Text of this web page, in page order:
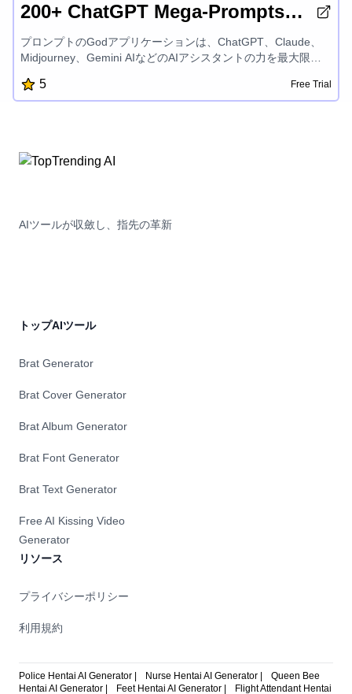
200+ ChatGPT Mega-Prompts for SEO
プロンプトのGodアプリケーションは、ChatGPT、Claude、
Midjourney、Gemini AIなどのAIアシスタントの力を最大限に
す。200以上のSEO最適化プロンプトをキュレーションしたこ
のアプリは、コンテンツ作成、画像生成、ビジネス自動化タス
5 Free Trial
AIツールが収斂し、指先の革新
トップAIツール
Brat Generator
Brat Cover Generator
Brat Album Generator
Brat Font Generator
Brat Text Generator
Free AI Kissing Video
Generator
リソース
プライバシーポリシー
利用規約
Police Hentai AI Generator | Nurse Hentai AI Generator |
Queen Bee
Hentai AI Generator |
Feet Hentai AI Generator | Flight Attendant Hentai